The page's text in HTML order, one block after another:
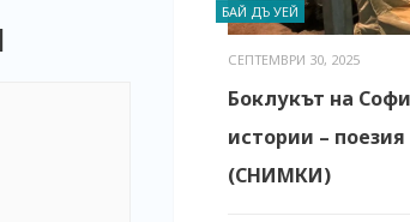
БАЙ ДЪ УЕЙ
СЕПТЕМВРИ 30, 2025
Боклукът на
истории –
(СНИМКИ)